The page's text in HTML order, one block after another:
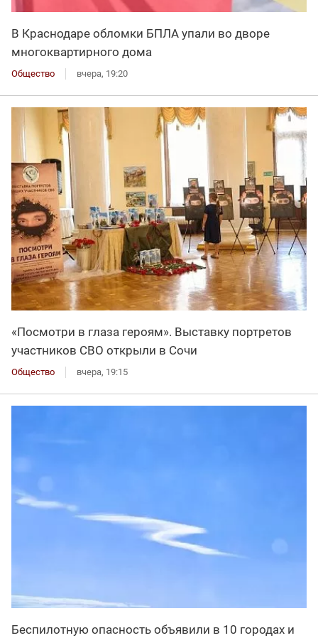
В Краснодаре обломки БПЛА упали во дворе
многоквартирного дома
Общество вчера, 19:20
«Посмотри в глаза героям». Выставку портретов
участников СВО открыли в Сочи
Общество вчера, 19:15
Беспилотную опасность объявили в 10 городах и